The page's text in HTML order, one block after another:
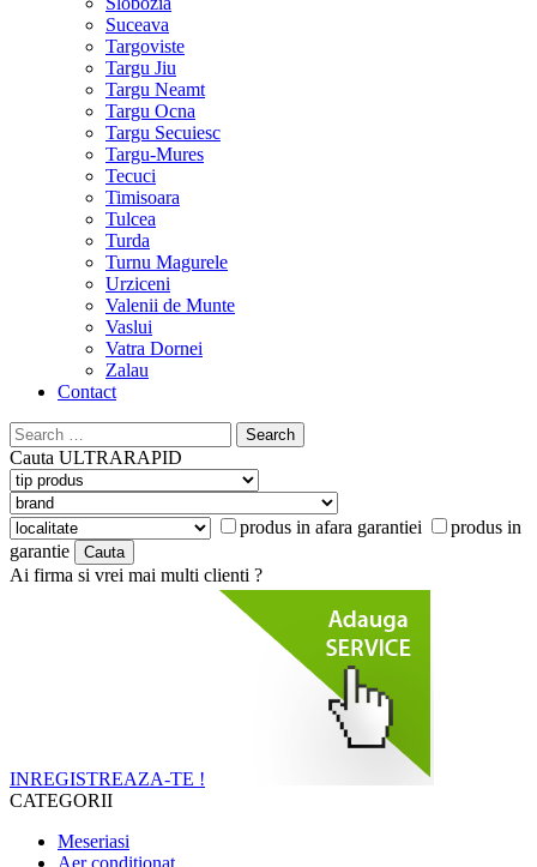
Suceava
Targoviste
Targu Jiu
Targu Neamt
Targu Ocna
Targu Secuiesc
Targu-Mures
Tecuci
Timisoara
Tulcea
Turda
Turnu Magurele
Urziceni
Valenii de Munte
Vaslui
Vatra Dornei
Zalau
Contact
Search
for:
Cauta ULTRARAPID
produs in afara garantiei
produs in
garantie
Ai firma si vrei mai multi clienti ?
INREGISTREAZA-TE !
CATEGORII
Meseriasi